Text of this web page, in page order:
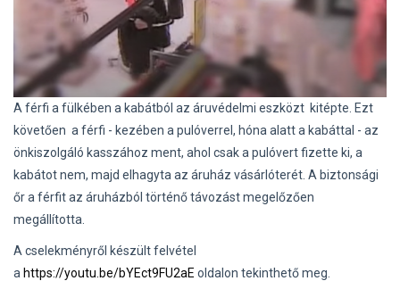
A férfi a fülkében a kabátból az áruvédelmi eszközt kitépte. Ezt
követően a férfi - kezében a pulóverrel, hóna alatt a kabáttal - az
önkiszolgáló kasszához ment, ahol csak a pulóvert fizette ki, a
kabátot nem, majd elhagyta az áruház vásárlóterét. A biztonsági
őr a férfit az áruházból történő távozást megelőzően
megállította.
A cselekményről készült felvétel
a https://youtu.be/bYEct9FU2aE oldalon tekinthető meg.